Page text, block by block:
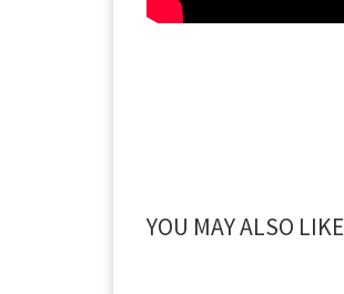
YOU MAY ALSO LIKE